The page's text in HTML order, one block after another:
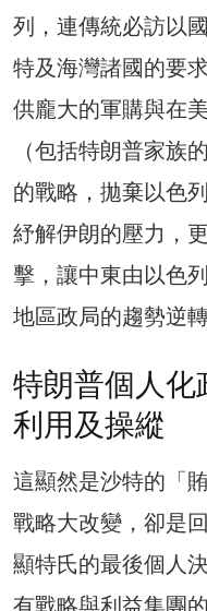
列，連傳統必訪以
特及海灣諸國的要
供龐大的軍購與在
（包括特朗普家族
的戰略，拋棄以色
紓解伊朗的壓力，
擊，讓中東由以色
地區政局的趨勢逆轉
特朗普個人化
利用及操縱
這顯然是沙特的「
戰略大改變，卻是
顯特氏的最後個人